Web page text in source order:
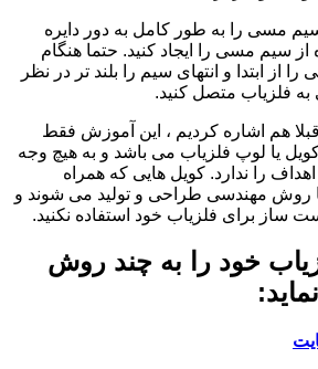
سیم مسی را به طور کامل به دور دایره
از سیم مسی را ایجاد کنید. حتما هنگام
از ابتدا و انتهای سیم را بلند تر در نظر
به فلزیاب متصل کنید.
هم اشاره کردیم ، این آموزش فقط
یا لوپ فلزیاب می باشد و به هیچ وجه
را ندارد. کویل هایی که همراه
روش مهندسی طراحی و تولید می شوند و
ساز برای فلزیاب خود استفاده نکنید.
خود را به چند روش